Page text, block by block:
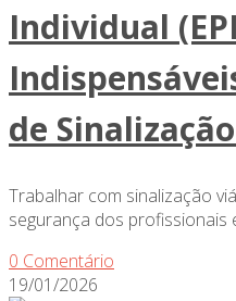
Individual
de
Trabalhar com sinalização
segurança dos profissionais
0 Comentário
19/01/2026